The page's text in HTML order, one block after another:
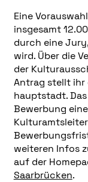
Eine
insgesamt
durch eine
wird. Über die
der
Antrag stellt
haupt­stadt.
Bewerbung
weiteren Infos
auf der
Saarbrücken.